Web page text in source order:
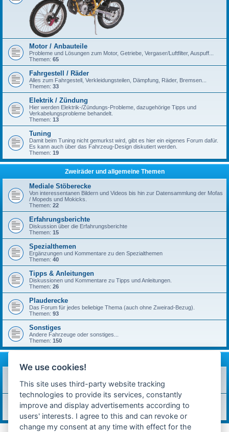
Motor / Anbauteile
Probleme und Lösungen zum Motor, Getriebe, Vergaser/Luftfilter, Auspuff...
Themen: 65
Fahrgestell / Räder
Alles zum Fahrgestell, Verkleidungsteilen, Dämpfung, Räder, Bremsen...
Themen: 33
Elektrik / Zündung
Hier werden Elektrik-/Zündungs-Probleme, dazugehörige Tipps und
Verkabelungsprobleme behandelt.
Themen: 13
Tuning
Damit beim Tuning nicht gemurkst wird, gibt es hier ein eigenes Forum dafür.
Es kann auch über das Fahrzeug-Design diskutiert werden.
Themen: 19
Zweiräder und allgemeine Themen
Mediale Stöberecke
Von interessentanen Bildern und Videos bis hin zur Datensammlung der Mofas
/ Mopeds und Mokicks.
Themen: 22
Erfahrungsberichte
Diskussion über die Erfahrungsberichte
Themen: 15
Spezialthemen
Ergänzungen und Kommentare zu den Spezialthemen
Themen: 40
Tipps & Anleitungen
Diskussionen und Kommentare zu Tipps und Anleitungen.
Themen: 26
Plauderecke
Das Forum für jedes beliebige Thema (auch ohne Zweirad-Bezug).
Themen: 93
Sonstiges
Andere Fahrzeuge oder sonstiges...
Themen: 150
Neuigkeiten auf technik-ostfriese.com und in diesem Forum.
Themen:26
Feedback
Was soll sich in Zukunft ändern? Feedback würde mich sehr freuen!
Themen:7
We use cookies!
This site uses third-party website tracking
technologies to provide its services, constantly
improve and display advertisements according to
users' interests. I agree to this and can revoke or
change my consent at any time with effect for the